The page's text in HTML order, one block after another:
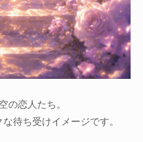
の恋人たち。
待ち受けイメージです。